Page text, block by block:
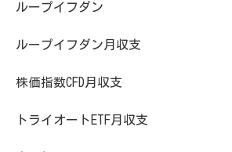
ループイフダン
ループイフダン月収支
株価指数CFD月収支
トライオートETF月収支